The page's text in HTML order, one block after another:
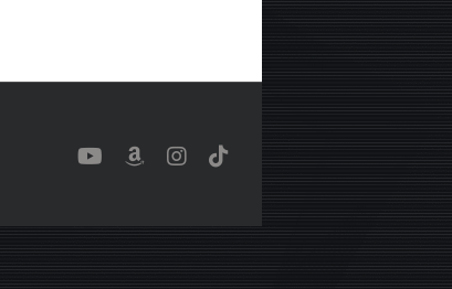
YouTubeBenutzerdefiniert
Instagram